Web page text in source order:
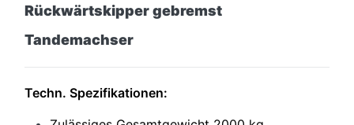
Rückwärtskipper gebremst
Tandemachser
Techn. Spezifikationen: